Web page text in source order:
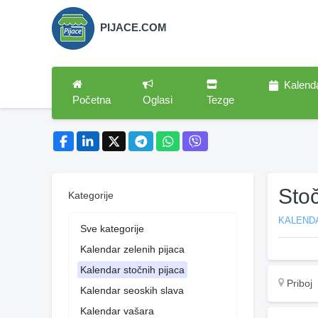
PIJACE.COM
Početna Oglasi Tezge
Kategorije
Sve kategorije
Kalendar zelenih pijaca
Kalendar stočnih pijaca
Kalendar seoskih slava
Kalendar vašara
Priboj